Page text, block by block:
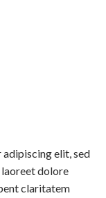
elit, sed
dolore
claritatem